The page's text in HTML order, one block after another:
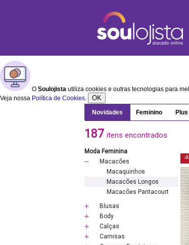
O Soulojista utiliza cookies e outras tecnologias para
Veja nossa Política de Cookies. OK
Novidades Feminino
187 itens encontrados
Moda Feminina
Macacões
Macaquinhos
Macacões Longos
Macacões Pantacourt
Blusas
Body
Calças
Camisas
-